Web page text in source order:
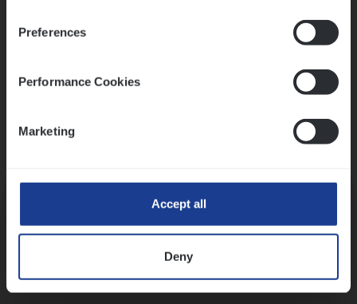
Preferences
Performance Cookies
Marketing
Accept all
Deny
Assessment